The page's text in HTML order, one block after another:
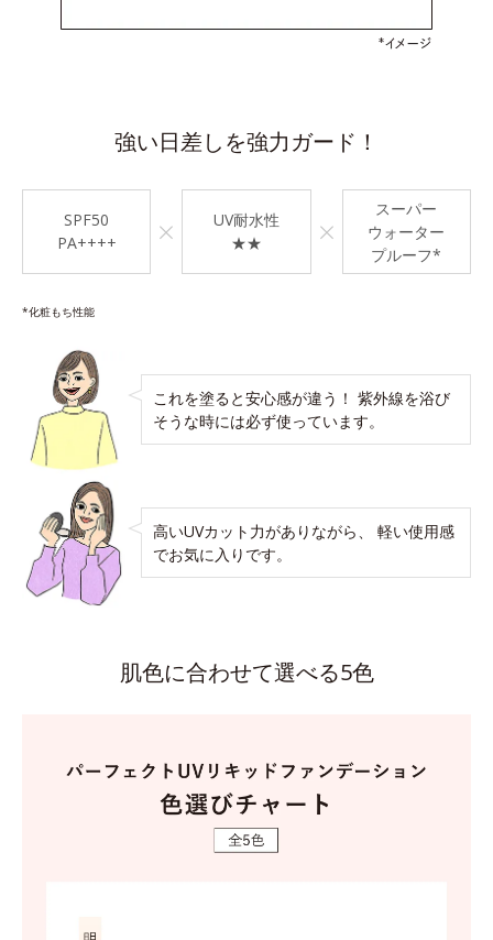
強い日差しを強力ガード！
SPF50
PA++++
×
UV耐水性
★★
×
スーパー
ウォーター
プルーフ*
*化粧もち性能
これを塗ると安心感が違う！ 紫外線を浴び
そうな時には必ず使っています。
高いUVカット力がありながら、 軽い使用感
でお気に入りです。
肌色に合わせて選べる5色